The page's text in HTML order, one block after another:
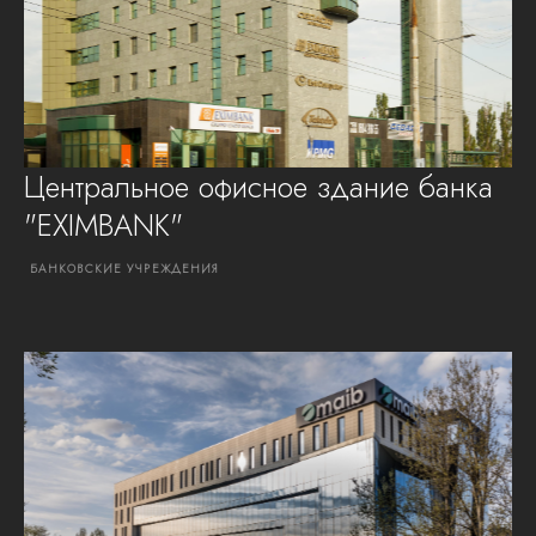
Центральное офисное здание банка
"EXIMBANK"
БАНКОВСКИЕ УЧРЕЖДЕНИЯ